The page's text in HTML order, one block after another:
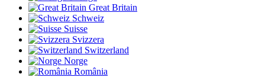
Great Britain
Schweiz
Suisse
Svizzera
Switzerland
Norge
România